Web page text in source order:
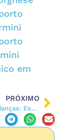
em
PRÓXIMO
Roma com Crianças: Espaço infantil + Cafeteria da Livraria Feltrinelli